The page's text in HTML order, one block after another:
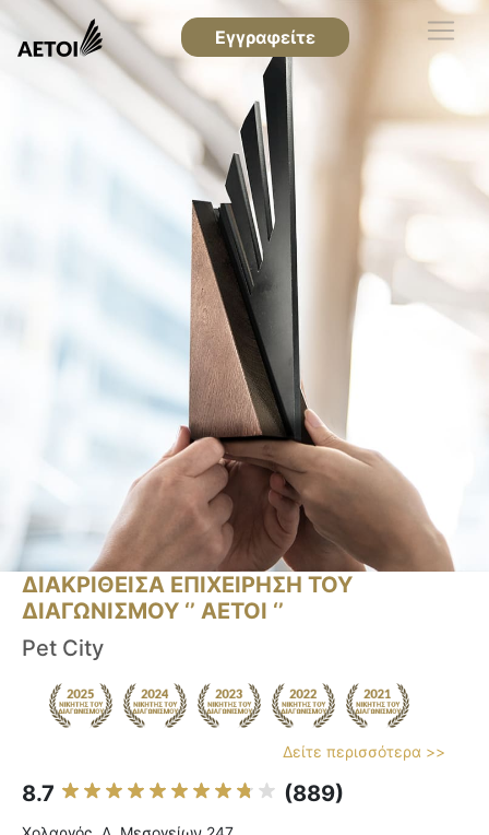
Εγγραφείτε
ΔΙΑΚΡΙΘΕΙΣΑ ΕΠΙΧΕΙΡΗΣΗ ΤΟΥ
ΔΙΑΓΩΝΙΣΜΟΥ ‘’ ΑΕΤΟΙ ‘’
Pet City
Δείτε περισσότερα >>
8.7 (889)